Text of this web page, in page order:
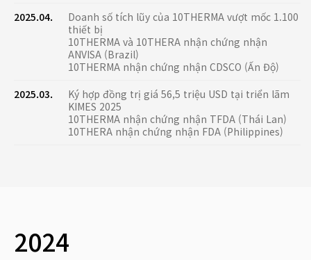
2025.04.
Doanh số tích lũy của 10THERMA vượt mốc 1.100
thiết bị
10THERMA và 10THERA nhận chứng nhận
ANVISA (Brazil)
10THERMA nhận chứng nhận CDSCO (Ấn Độ)
2025.03.
Ký hợp đồng trị giá 56,5 triệu USD tại triển lãm
KIMES 2025
10THERMA nhận chứng nhận TFDA (Thái Lan)
10THERA nhận chứng nhận FDA (Philippines)
2024